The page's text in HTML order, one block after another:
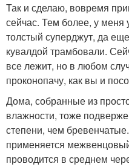
Так и сделаю, вовремя
сейчас. Тем более, у
толстый суперджут, да
кувалдой трамбовали.
все лежит, но в любом
проконопачу, как вы и
Дома, собранные из
влажности, тоже
степени, чем
применяется
проводится в среднем